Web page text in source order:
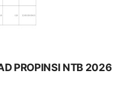
PROPINSI NTB 2026